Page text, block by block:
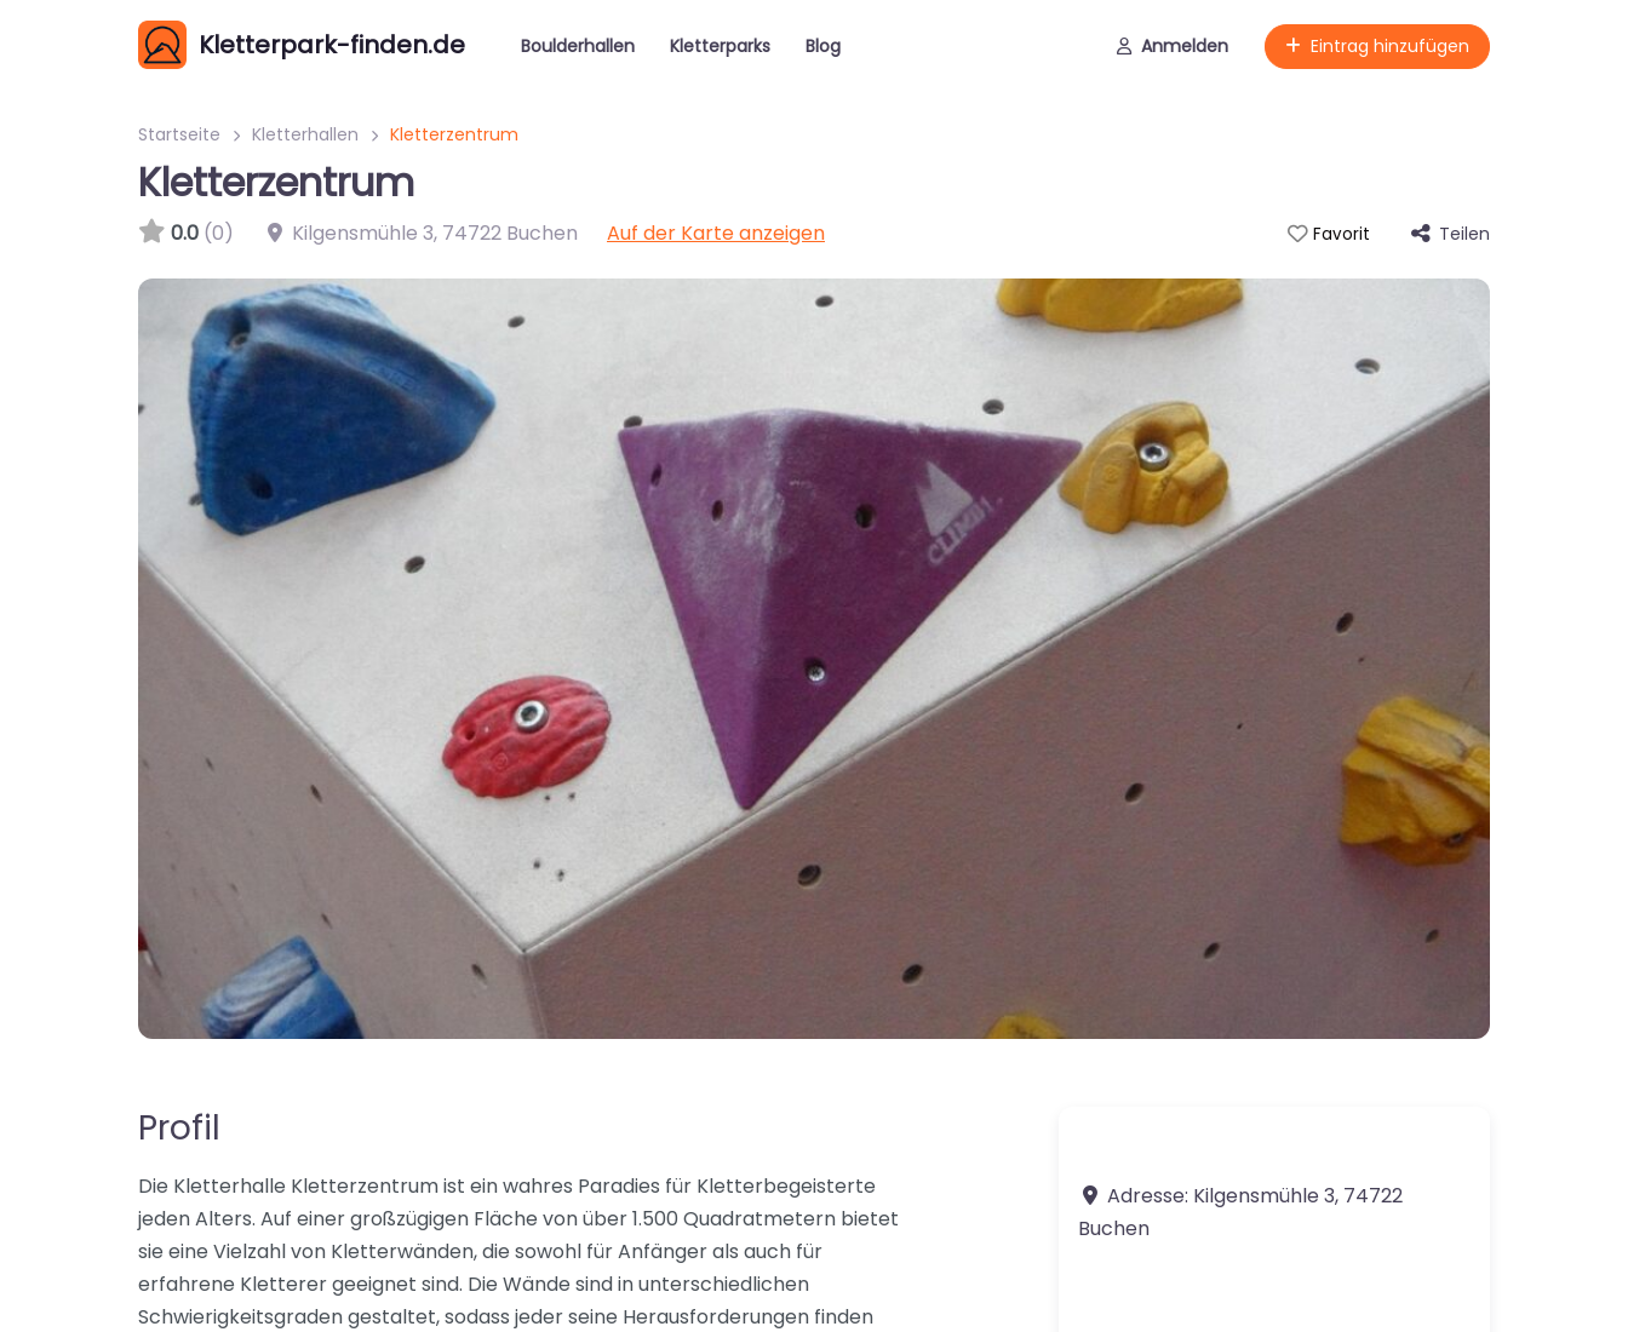
Kletterpark-finden.de Boulderhallen Kletterparks Blog Anmelden Eintrag hinzufügen
Startseite Kletterhallen Kletterzentrum
Kletterzentrum
0.0 (0) Kilgensmühle 3, 74722 Buchen Auf der Karte anzeigen Favorit Teilen
Profil
Die Kletterhalle Kletterzentrum ist ein wahres Paradies für Kletterbegeisterte
jeden Alters. Auf einer großzügigen Fläche von über 1.500 Quadratmetern bietet
sie eine Vielzahl von Kletterwänden, die sowohl für Anfänger als auch für
erfahrene Kletterer geeignet sind. Die Wände sind in unterschiedlichen
Schwierigkeitsgraden gestaltet, sodass jeder seine Herausforderungen finden
Adresse: Kilgensmühle 3, 74722
Buchen